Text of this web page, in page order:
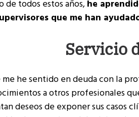
de todos estos años,he
que me han
Servicio
he sentido en deuda con la
a otros profesionales
deseos de exponer sus casos